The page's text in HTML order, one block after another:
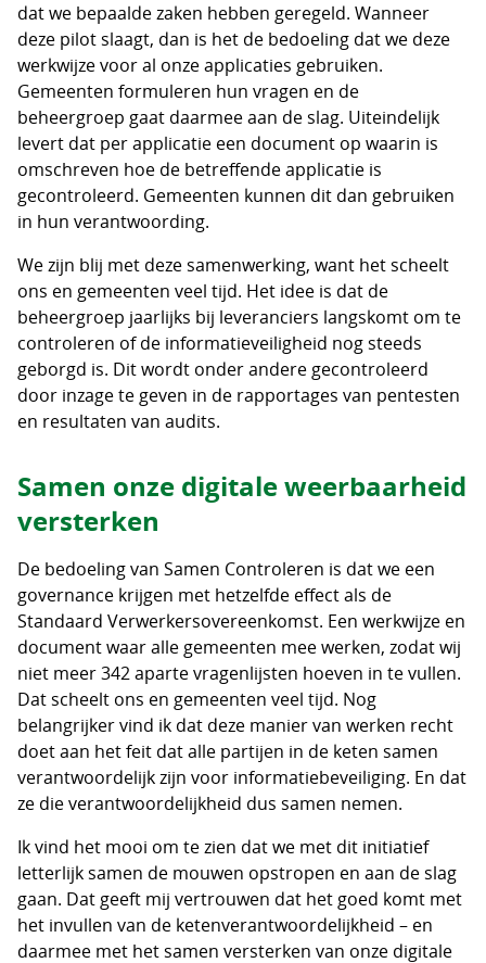
dat we bepaalde zaken hebben geregeld. Wanneer
deze pilot slaagt, dan is het de bedoeling dat we deze
werkwijze voor al onze applicaties gebruiken.
Gemeenten formuleren hun vragen en de
beheergroep gaat daarmee aan de slag. Uiteindelijk
levert dat per applicatie een document op waarin is
omschreven hoe de betreffende applicatie is
gecontroleerd. Gemeenten kunnen dit dan gebruiken
in hun verantwoording.
We zijn blij met deze samenwerking, want het scheelt
ons en gemeenten veel tijd. Het idee is dat de
beheergroep jaarlijks bij leveranciers langskomt om te
controleren of de informatieveiligheid nog steeds
geborgd is. Dit wordt onder andere gecontroleerd
door inzage te geven in de rapportages van pentesten
en resultaten van audits.
Samen onze digitale weerbaarheid
versterken
De bedoeling van Samen Controleren is dat we een
governance krijgen met hetzelfde effect als de
Standaard Verwerkersovereenkomst. Een werkwijze en
document waar alle gemeenten mee werken, zodat wij
niet meer 342 aparte vragenlijsten hoeven in te vullen.
Dat scheelt ons en gemeenten veel tijd. Nog
belangrijker vind ik dat deze manier van werken recht
doet aan het feit dat alle partijen in de keten samen
verantwoordelijk zijn voor informatiebeveiliging. En dat
ze die verantwoordelijkheid dus samen nemen.
Ik vind het mooi om te zien dat we met dit initiatief
letterlijk samen de mouwen opstropen en aan de slag
gaan. Dat geeft mij vertrouwen dat het goed komt met
het invullen van de ketenverantwoordelijkheid – en
daarmee met het samen versterken van onze digitale